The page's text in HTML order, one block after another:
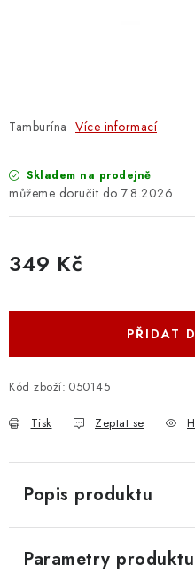
OBCHODNÍ PODMÍNKY
ZÁSADY ZPRACOVÁNÍ
O E-SHOPU
OBCHODNÍ PODMÍNKY
ZÁSADY ZPRACOVÁNÍ
Tamburína Více informací
Skladem na prodejně
7.8.2026
349 Kč
PŘIDAT
Kód zboží: 050145
Tisk Zeptat se
Popis produktu
Parametry produktu